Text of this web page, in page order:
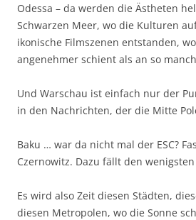
Odessa – da werden die Ästheten
Schwarzen Meer, wo die Kulturen
ikonische Filmszenen entstanden,
angenehmer schient als an so
Und Warschau ist einfach nur der
in den Nachrichten, der die Mitte
Baku … war da nicht mal der ESC?
Czernowitz. Dazu fällt den
Es wird also Zeit diesen Städten,
diesen Metropolen, wo die Sonne